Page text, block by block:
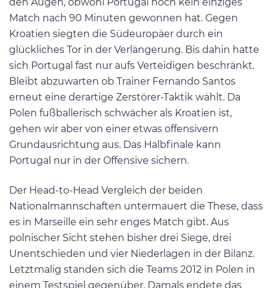
Match nach 90 Minuten gewonnen hat. Gegen
Kroatien siegten die Südeuropäer durch ein
glückliches Tor in der Verlängerung. Bis dahin hatte
sich Portugal fast nur aufs Verteidigen beschränkt.
Bleibt abzuwarten ob Trainer Fernando Santos
erneut eine derartige Zerstörer-Taktik wählt. Da
Polen fußballerisch schwächer als Kroatien ist,
gehen wir aber von einer etwas offensivern
Grundausrichtung aus. Das Halbfinale kann
Portugal nur in der Offensive sichern.
Der Head-to-Head Vergleich der beiden
Nationalmannschaften untermauert die These, dass
es in Marseille ein sehr enges Match gibt. Aus
polnischer Sicht stehen bisher drei Siege, drei
Unentschieden und vier Niederlagen in der Bilanz.
Letztmalig standen sich die Teams 2012 in Polen in
einem Testspiel gegenüber. Damals endete das